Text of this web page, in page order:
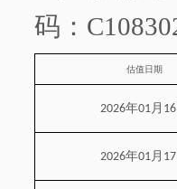
码：
估值日期
2026年01月 16
2026年01月 17